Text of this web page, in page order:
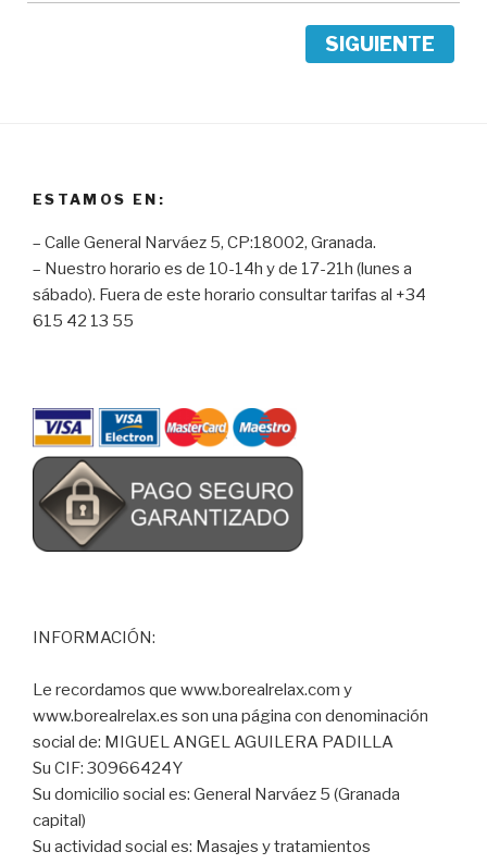
SIGUIENTE
ESTAMOS EN:
– Calle General Narváez 5, CP:18002, Granada.
– Nuestro horario es de 10-14h y de 17-21h (lunes a
sábado). Fuera de este horario consultar tarifas al +34
615 42 13 55
INFORMACIÓN:
Le recordamos que www.borealrelax.com y
www.borealrelax.es son una página con denominación
social de: MIGUEL ANGEL AGUILERA PADILLA
Su CIF: 30966424Y
Su domicilio social es: General Narváez 5 (Granada
capital)
Su actividad social es: Masajes y tratamientos